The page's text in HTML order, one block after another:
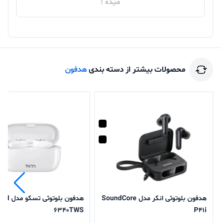
میده !
محصولات بیشتر از دسته بندیهدفون
هدفون بلوتوثی انکر مدل SoundCore
P41i
هدفون بلوتوثی تسکو مدل TH
6340TWS